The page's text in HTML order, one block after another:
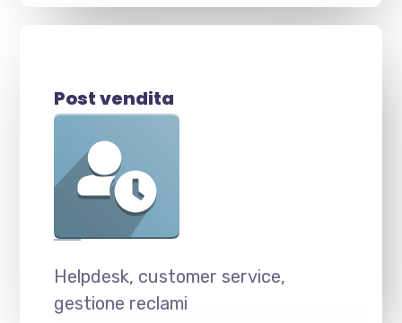
Post vendita
Helpdesk, customer service,
gestione reclami